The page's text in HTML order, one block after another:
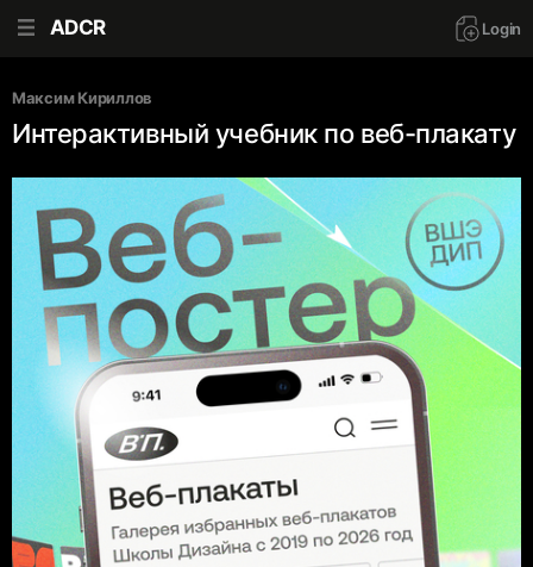
ADCR Login
Максим Кириллов
Интерактивный учебник по веб-плакату